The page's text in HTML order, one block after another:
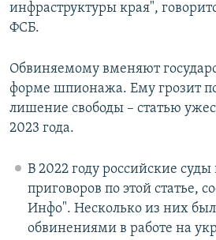
инфраструктуры края",
ФСБ.
Обвиняемому вменяют
форме шпионажа. Ему грозит
лишение свободы – статью
2023 года.
В 2022 году российские суды
приговоров по этой статье,
Инфо". Несколько из них
обвинениями в работе на